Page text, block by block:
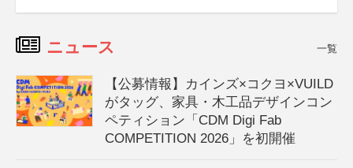
ニュース 一覧
【公募情報】カインズ×コクヨ×VUILD
がタッグ、家具・木工品デザインコン
ペティション「CDM Digi Fab
COMPETITION 2026」を初開催